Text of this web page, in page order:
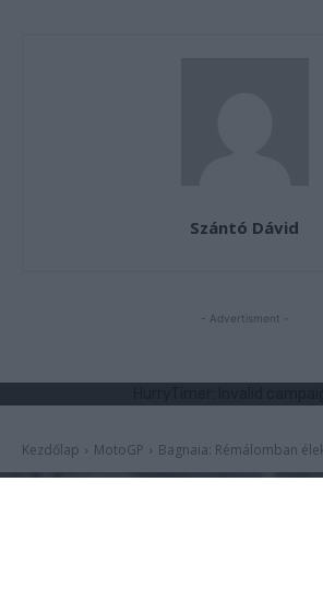
Szántó Dávid
- Advertisment -